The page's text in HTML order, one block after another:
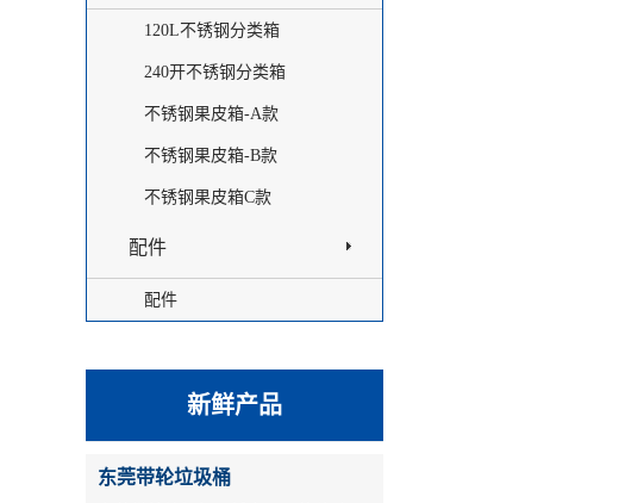
120L不锈钢分类箱
240开不锈钢分类箱
不锈钢果皮箱-A款
不锈钢果皮箱-B款
不锈钢果皮箱C款
配件
配件
新鲜产品
东莞带轮垃圾桶